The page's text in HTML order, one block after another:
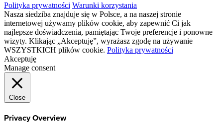
Polityka prywatności Warunki korzystania
Nasza siedziba znajduje się w Polsce, a na naszej stronie
internetowej używamy plików cookie, aby zapewnić Ci jak
najlepsze doświadczenia, pamiętając Twoje preferencje i ponowne
wizyty. Klikając „Akceptuję”, wyrażasz zgodę na używanie
WSZYSTKICH plików cookie. Polityka prywatności
Akceptuję
Manage consent
Close
Privacy Overview